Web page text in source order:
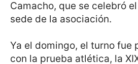
Camacho, que se celebró
sede de la asociación.
Ya el domingo, el turno fue
con la prueba atlética, la